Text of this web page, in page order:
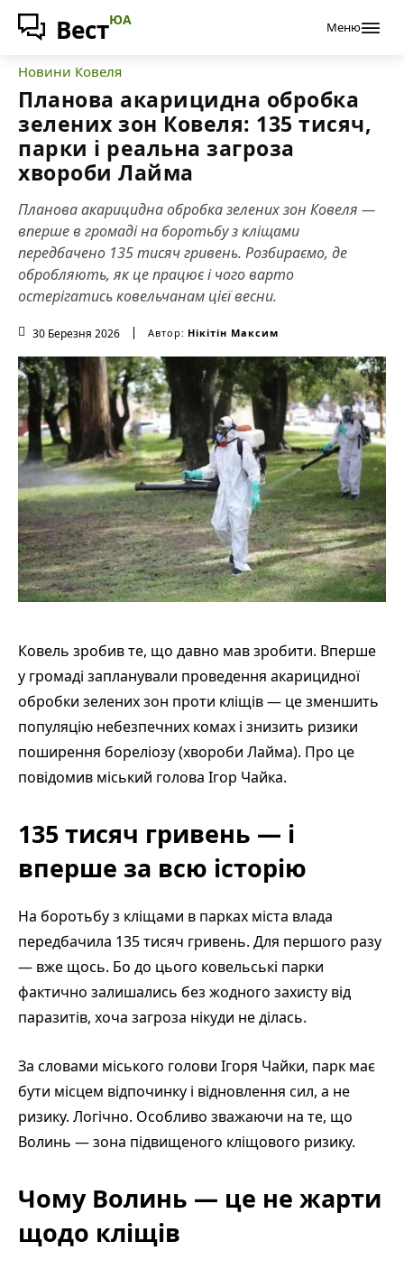
ВестЮА Меню
Новини Ковеля
Планова акарицидна обробка
зелених зон Ковеля: 135 тисяч,
парки і реальна загроза
хвороби Лайма
Планова акарицидна обробка зелених зон Ковеля —
вперше в громаді на боротьбу з кліщами
передбачено 135 тисяч гривень. Розбираємо, де
обробляють, як це працює і чого варто
остерігатись ковельчанам цієї весни.
30 Березня 2026 Автор: Нікітін Максим
Ковель зробив те, що давно мав зробити. Вперше
у громаді запланували проведення акарицидної
обробки зелених зон проти кліщів — це зменшить
популяцію небезпечних комах і знизить ризики
поширення бореліозу (хвороби Лайма). Про це
повідомив міський голова Ігор Чайка.
135 тисяч гривень — і
вперше за всю історію
На боротьбу з кліщами в парках міста влада
передбачила 135 тисяч гривень. Для першого разу
— вже щось. Бо до цього ковельські парки
фактично залишались без жодного захисту від
паразитів, хоча загроза нікуди не ділась.
За словами міського голови Ігоря Чайки, парк має
бути місцем відпочинку і відновлення сил, а не
ризику. Логічно. Особливо зважаючи на те, що
Волинь — зона підвищеного кліщового ризику.
Чому Волинь — це не жарти
щодо кліщів